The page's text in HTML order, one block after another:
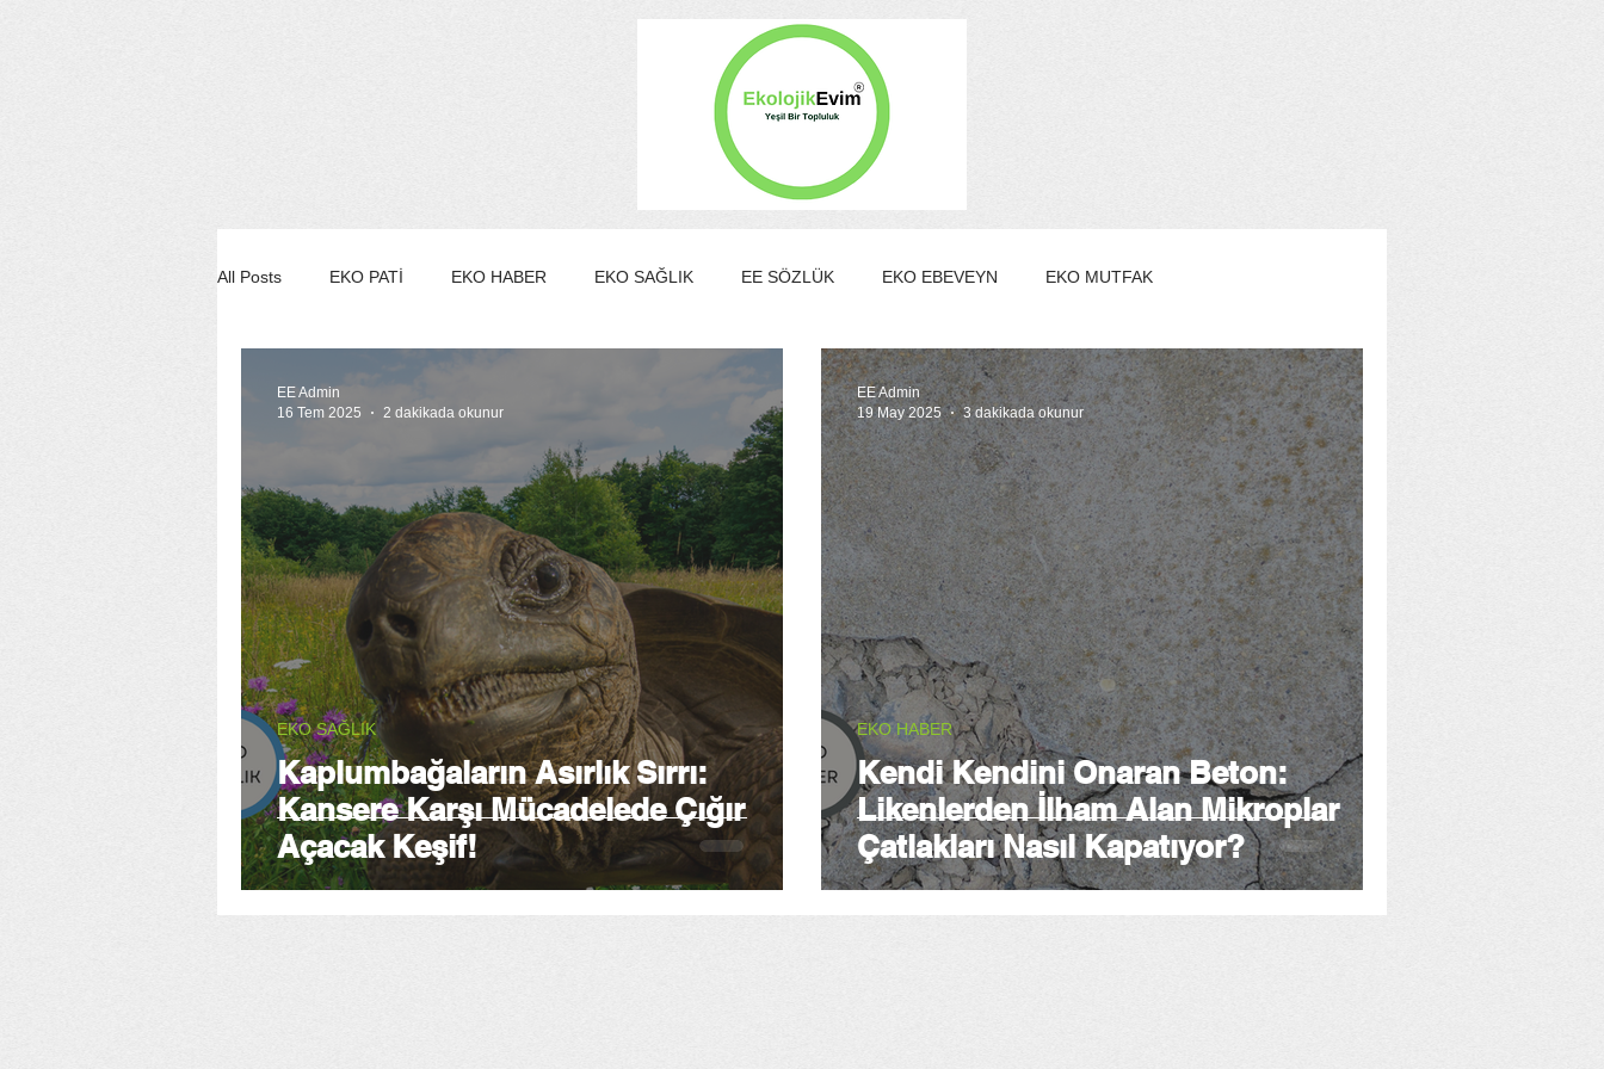
All Posts EKO PATİ EKO HABER EKO SAĞLIK EE SÖZLÜK EKO EBEVEYN EKO MUTFAK
EKO STİL/MODA/GÜZELLİK EKO TURİZM EKO YAŞAM EKO YAZARLAR
EE YEŞİL ÇEMBER KULÜBÜ EE Gönüllülük Programı
Kaplumbağaların Asırlık Sırrı:
Kansere Karşı Mücadelede Çığır
Açacak Keşif!
EKO SAĞLIK
EE Admin
16 Tem 2025
2 dakikada okunur
Kendi Kendini Onaran Beton:
Likenlerden İlham Alan Mikroplar
Çatlakları Nasıl Kapatıyor?
EKO HABER
EE Admin
19 May 2025
3 dakikada okunur